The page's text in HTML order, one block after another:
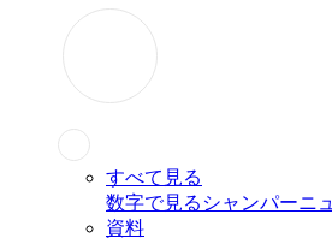
すべて見る
数字で見るシャンパーニュ
資料